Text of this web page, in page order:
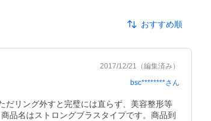
おすすめ順
2017/12/21 （編集済み）
bsc********さん
だリング外すと完璧には直らず、美容整形等
品名はストロングブラスタイプです。商品到